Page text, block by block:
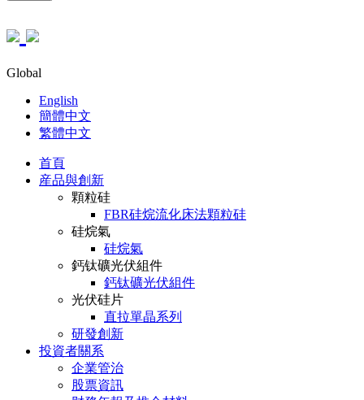
Global
English
簡體中文
繁體中文
首頁
産品與創新
顆粒硅
FBR硅烷流化床法顆粒硅
硅烷氣
硅烷氣
鈣钛礦光伏組件
鈣钛礦光伏組件
光伏硅片
直拉單晶系列
研發創新
投資者關系
企業管治
股票資訊